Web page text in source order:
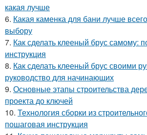
какая лучше
6. Какая каменка для бани лучше
выбору
7. Как сделать клееный брус самому:
инструкция
8. Как сделать клееный брус своими
руководство для начинающих
9. Основные этапы строительства
проекта до ключей
10. Технология сборки из
пошаговая инструкция